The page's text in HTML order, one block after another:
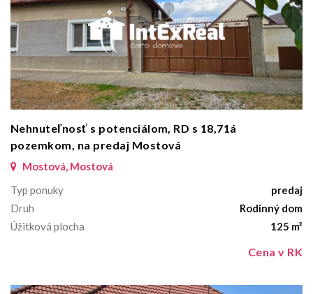
Nehnuteľnosť s potenciálom, RD s 18,71á
pozemkom, na predaj Mostová
Mostová, Mostová
Typ ponuky
predaj
Druh
Rodinný dom
Úžitková plocha
125 m²
Cena v RK